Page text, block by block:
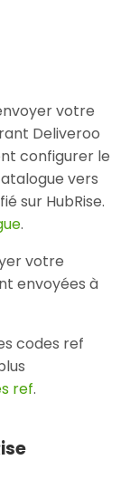
votre
Deliveroo
configurer le
vers
sur HubRise.
.
votre
envoyées à
codes ref
ref.